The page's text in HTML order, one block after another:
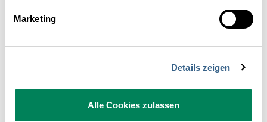
Marketing
Details zeigen
Alle Cookies zulassen
WAS IST ERSICHTLICH?